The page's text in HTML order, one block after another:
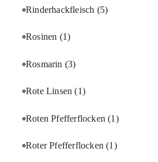
Rinderhackfleisch (5)
Rosinen (1)
Rosmarin (3)
Rote Linsen(1)
Roten Pfefferflocken(1)
Roter Pfefferflocken(1)